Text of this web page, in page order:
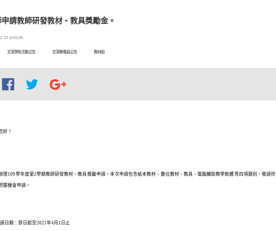
請教師研發教材、教具獎勵金。
23 10:01:00
文藻學術活動公告 文藻教職員公告 教材組
好！
理109學年度第2學期教師研發教材、教具獎勵申請。本次申請包含紙本教材、數位教材、教具、電腦輔助教學軟體等四項類別，敬請符
握機會申請。
日期：即日起至2021年4月1日止